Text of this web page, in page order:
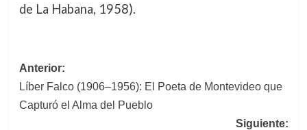
de La Habana, 1958).
Navegación
de
entradas
Anterior:
Líber Falco (1906–1956): El Poeta de Montevideo que
Capturó el Alma del Pueblo
Siguiente: